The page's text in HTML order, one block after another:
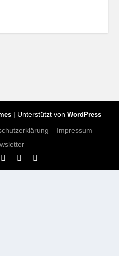
| Unterstützt von WordPress
Impressum